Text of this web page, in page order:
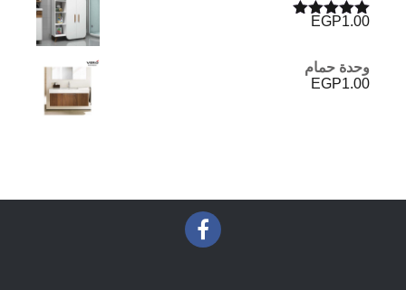
تم التقييم
EGP1.00
وحدة حمام
EGP1.00